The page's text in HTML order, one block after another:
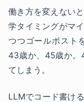
働き方を変えない
学タイミングがマ
つつゴールポスト
43歳か、45歳か。
てしまう。
LLMでコード書け